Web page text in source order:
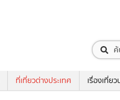
ที่เที่ยวต่างประเทศ เรื่องเที่ยว